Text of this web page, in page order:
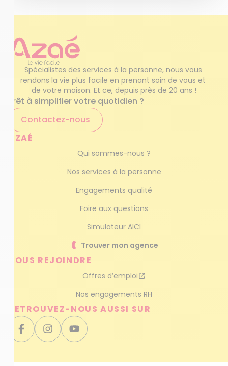
Spécialistes des services à la personne, nous vous
rendons la vie plus facile en prenant soin de vous et
de votre maison. Et ce, depuis près de 20 ans !
Prêt à simplifier votre quotidien ?
Contactez-nous
AZAÉ
Qui sommes-nous ?
Nos services à la personne
Engagements qualité
Foire aux questions
Simulateur AICI
Trouver mon agence
NOUS REJOINDRE
Offres d’emploi
Nos engagements RH
RETROUVEZ-NOUS AUSSI SUR